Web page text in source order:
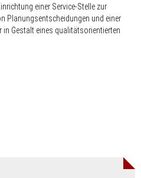
einer Service-Stelle zur
Planungsentscheidungen und einer
in Gestalt eines qualitätsorientierten